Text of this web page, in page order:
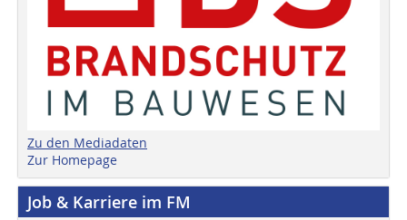
Zu den Mediadaten
Zur Homepage
Job & Karriere im FM